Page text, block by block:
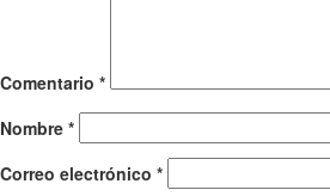
Comentario *
Nombre *
Correo electrónico *